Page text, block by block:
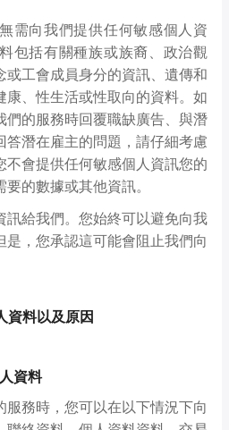
需向我們提供任何敏感個人資
包括有關種族或族裔、政治觀
工會成員身分的資訊、遺傳和
、性生活或性取向的資料。如
們的服務時回覆職缺廣告、與潛
潛在雇主的問題，請仔細考慮
會提供任何敏感個人資訊您的
的數據或其他資訊。
訊給我們。您始終可以避免向我
，您承認這可能會阻止我們向
資料以及原因
資料
務時，您可以在以下情況下向